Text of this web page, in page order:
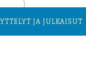
JA JULKAISUT